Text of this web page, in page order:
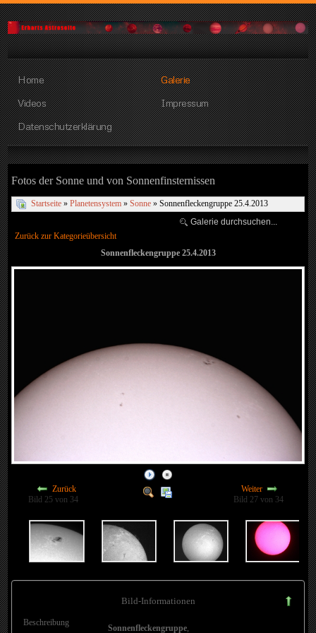
Home
Galerie
Videos
Impressum
Datenschutzerklärung
Fotos der Sonne und von Sonnenfinsternissen
Startseite »Planetensystem »Sonne » Sonnenfleckengruppe 25.4.2013
Zurück zur Kategorieübersicht
Sonnenfleckengruppe 25.4.2013
Zurück
Bild 25 von 34
Weiter
Bild 27 von 34
Bild-Informationen
Beschreibung
Sonnenfleckengruppe